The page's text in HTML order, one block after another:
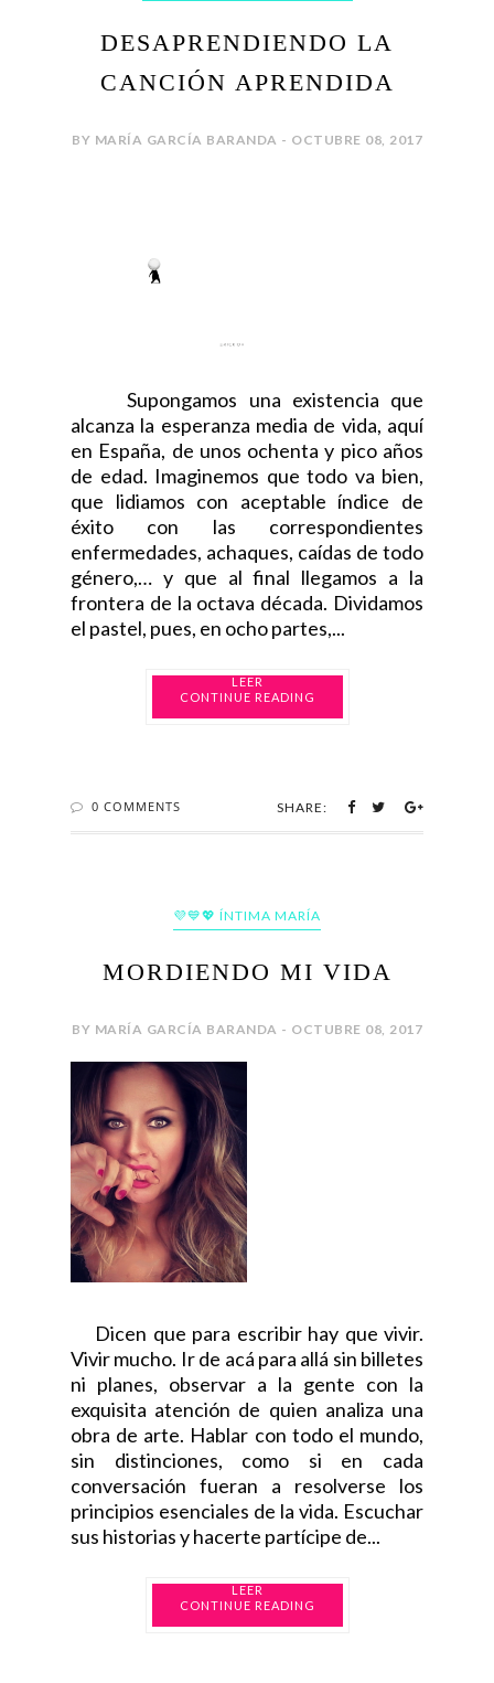
DESAPRENDIENDO LA
CANCIÓN APRENDIDA
BY MARÍA GARCÍA BARANDA - OCTUBRE 08, 2017
Supongamos una existencia que
alcanza la esperanza media de vida, aquí
en España, de unos ochenta y pico años
de edad. Imaginemos que todo va bien,
que lidiamos con aceptable índice de
éxito con las correspondientes
enfermedades, achaques, caídas de todo
género,… y que al final llegamos a la
frontera de la octava década. Dividamos
el pastel, pues, en ocho partes,...
CONTINUE READING
0 COMMENTS SHARE:
💜💙💖 ÍNTIMA MARÍA
MORDIENDO MI VIDA
BY MARÍA GARCÍA BARANDA - OCTUBRE 08, 2017
Dicen que para escribir hay que vivir.
Vivir mucho. Ir de acá para allá sin billetes
ni planes, observar a la gente con la
exquisita atención de quien analiza una
obra de arte. Hablar con todo el mundo,
sin distinciones, como si en cada
conversación fueran a resolverse los
principios esenciales de la vida. Escuchar
sus historias y hacerte partícipe de...
CONTINUE READING